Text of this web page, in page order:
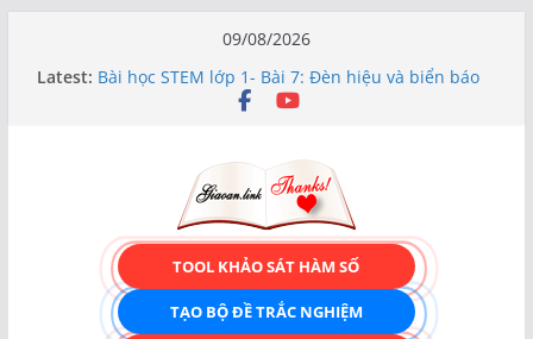
09/08/2026
Latest:
TRẢI NGHIỆM CÔNG CỤ TẠO FORM ONLINE
KÉO THẢ – HOÀN TOÀN MIỄN PHÍ!
Bài học STEM lớp 1- Bài 7: Đèn hiệu và biển báo
tìm, sửa, xóa và có upload ảnh avatar
Bài học STEM lớp 3 Các bộ phận của thực vật
TẠO FORM ONLINE – TÙY BIẾN GIAO DIỆN ĐỈNH
CAO & XUẤT CODE THÔNG MINH!
TOOL KHẢO SÁT HÀM SỐ
TẠO BỘ ĐỀ TRẮC NGHIỆM